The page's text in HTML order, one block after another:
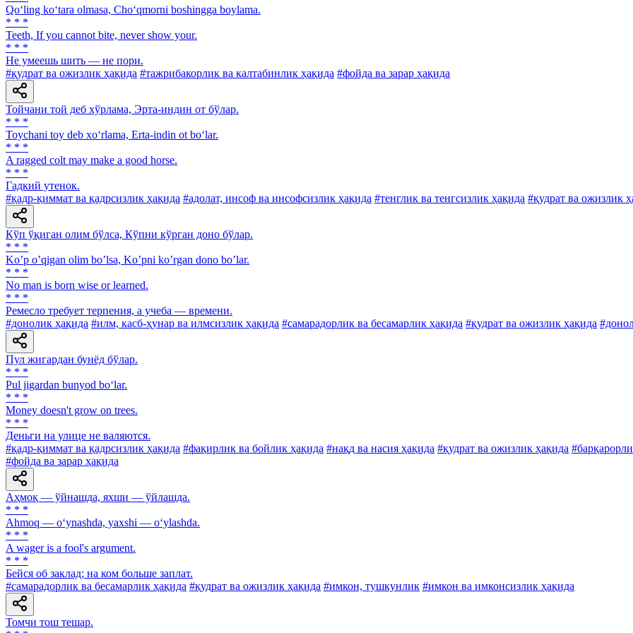
Qo‘ling ko‘tara olmasa, Cho‘qmorni boshingga boylama.
* * *
Teeth, If you cannot bite, never show your.
* * *
He умеешь шить — не пори.
#қудрат ва ожизлик ҳақида #тажрибакорлик ва калтабинлик ҳақида #фойда ва зарар ҳақида
Тойчани той деб хўрлама, Эрта-индин от бўлар.
* * *
Toychani toy deb xo‘rlama, Erta-indin ot bo‘lar.
* * *
A ragged colt may make a good horse.
* * *
Гадкий утенок.
#қадр-қиммат ва қадрсизлик ҳақида #адолат, инсоф ва инсофсизлик ҳақида #тенглик ва тенгсизлик ҳақида #қудрат ва ожизлик
Кўп ўқиган олим бўлса, Кўпни кўрган доно бўлар.
* * *
Koʼp oʼqigan olim boʼlsa, Koʼpni koʼrgan dono boʼlar.
* * *
No man is born wise or learned.
* * *
Ремесло требует терпения, а учеба — времени.
#донолик ҳақида #илм, касб-ҳунар ва илмсизлик ҳақида #самарадорлик ва бесамарлик ҳақида #қудрат ва ожизлик ҳақида
Пул жигардан бунёд бўлар.
* * *
Pul jigardan bunyod bo‘lar.
* * *
Money doesn't grow on trees.
* * *
Деньги на улице не валяются.
#қадр-қиммат ва қадрсизлик ҳақида #фақирлик ва бойлик ҳақида #нақд ва насия ҳақида #қудрат ва ожизлик ҳақида
#фойда ва зарар ҳақида
Аҳмоқ — ўйнашда, яхши — ўйлашда.
* * *
Ahmoq — o‘ynashda, yaxshi — o‘ylashda.
* * *
A wager is a fool's argument.
* * *
Бейся об заклад; на ком больше заплат.
#самарадорлик ва бесамарлик ҳақида #қудрат ва ожизлик ҳақида #имкон, тушкунлик #имкон ва имконсизлик ҳақида
Томчи тош тешар.